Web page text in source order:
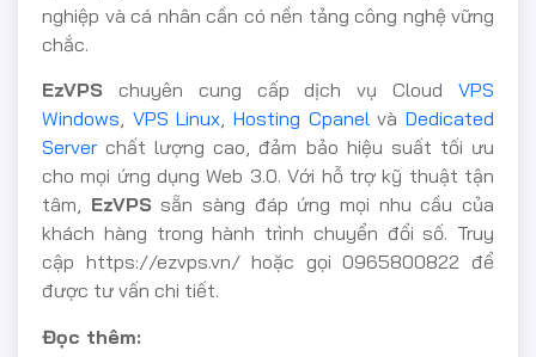
nghiệp và cá nhân cần có nền tảng công nghệ vững
chắc.
EzVPS chuyên cung cấp dịch vụ Cloud VPS
Windows, VPS Linux,Hosting CpanelvàDedicated
Server chất lượng cao, đảm bảo hiệu suất tối ưu
cho mọi ứng dụng Web 3.0. Với hỗ trợ kỹ thuật tận
tâm, EzVPSsẵn sàng đáp ứng mọi nhu cầu của
khách hàng trong hành trình chuyển đổi số. Truy
cập https://ezvps.vn/ hoặc gọi 0965800822 để
được tư vấn chi tiết.
Đọc thêm: